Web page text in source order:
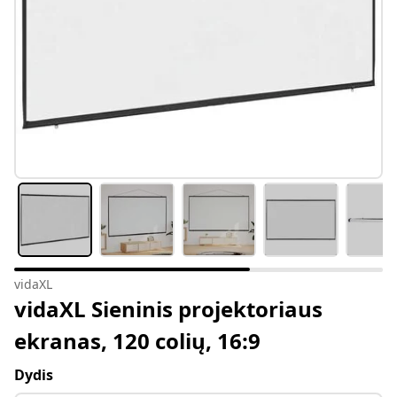
vidaXL
vidaXL Sieninis projektoriaus
ekranas, 120 colių, 16:9
Dydis